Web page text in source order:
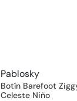
Pablosky
Botín Barefoot
Celeste Niño